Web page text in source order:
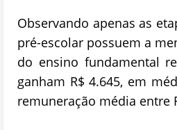
Observando apenas as
pré-escolar possuem a
do ensino fundamental
ganham R$ 4.645, em
remuneração média entre